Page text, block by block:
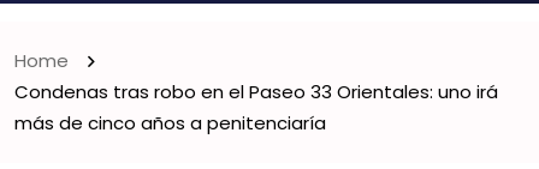
Home
Condenas tras robo en el Paseo 33 Orientales: uno irá
más de cinco años a penitenciaría